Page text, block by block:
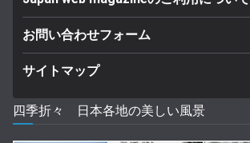
お問い合わせフォーム
サイトマップ
四季折々 日本各地の美しい風景